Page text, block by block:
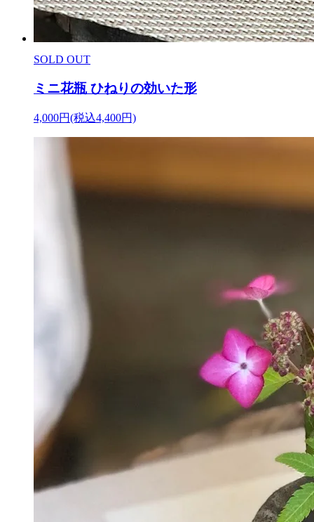
SOLD OUT
ミニ花瓶 ひねりの効いた形
4,000円(税込4,400円)